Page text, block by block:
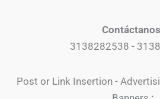
3138282538 -
Post or Link Insertion -